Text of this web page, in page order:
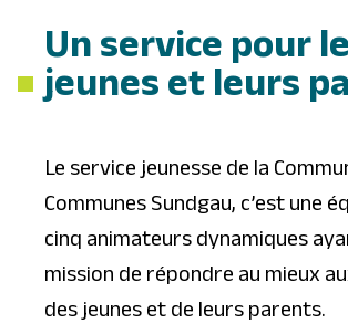
Un service pour
jeunes et leurs
Le service jeunesse de la
Communes Sundgau, c’est une
cinq animateurs dynamiques
mission de répondre au mieux
des jeunes et de leurs parents.